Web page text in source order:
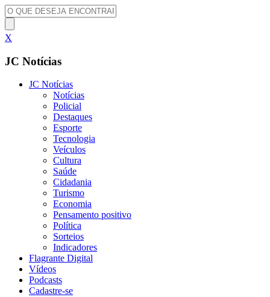
X
JC Notícias
JC Notícias
Notícias
Policial
Destaques
Esporte
Tecnologia
Veículos
Cultura
Saúde
Cidadania
Turismo
Economia
Pensamento positivo
Política
Sorteios
Indicadores
Flagrante Digital
Vídeos
Podcasts
Cadastre-se